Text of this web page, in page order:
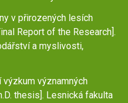
v přirozených lesích
Report of the Research].
a myslivosti,
výzkum významných
thesis]. Lesnická fakulta